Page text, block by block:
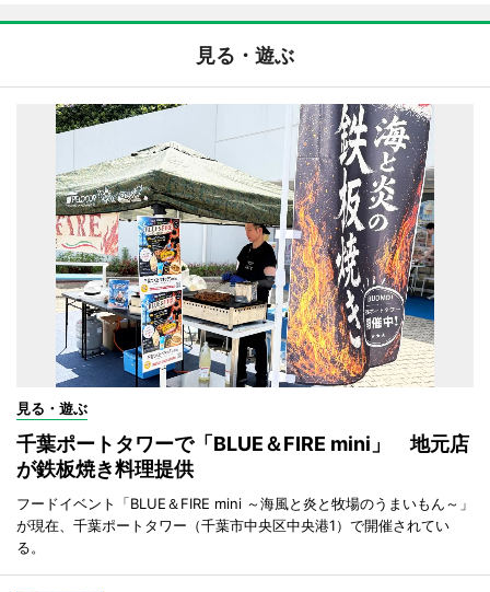
見る・遊ぶ
見る・遊ぶ
千葉ポートタワーで「BLUE＆FIRE mini」 地元店
が鉄板焼き料理提供
フードイベント「BLUE＆FIRE mini ～海風と炎と牧場のうまいもん～」
が現在、千葉ポートタワー（千葉市中央区中央港1）で開催されてい
る。